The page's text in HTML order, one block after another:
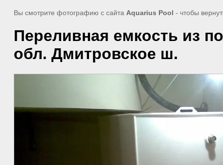
Вы смотрите фотографию с сайта Aquarius Pool - чтобы
Переливная емкость из
обл. Дмитровское ш.